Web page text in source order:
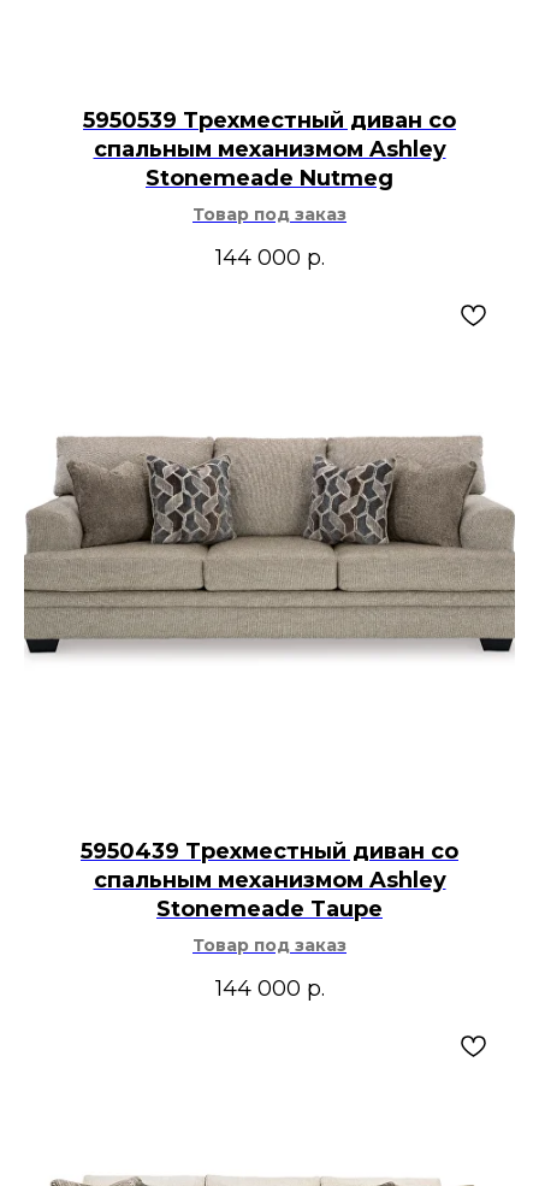
5950539 Трехместный диван со
спальным механизмом Ashley
Stonemeade Nutmeg
Товар под заказ
144 000 р.
5950439 Трехместный диван со
спальным механизмом Ashley
Stonemeade Taupe
Товар под заказ
144 000 р.